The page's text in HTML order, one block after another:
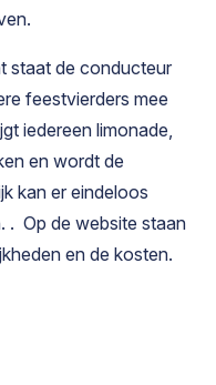
staat de conducteur
feestvierders mee
iedereen limonade,
en wordt de
kan er eindeloos
. Op de website staan
en de kosten.